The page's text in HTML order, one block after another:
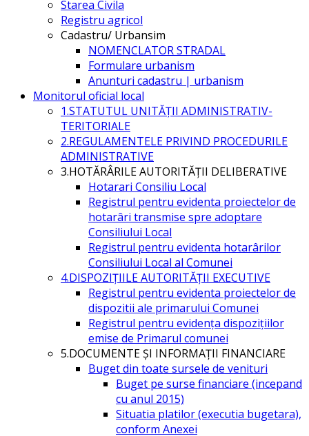
Starea Civila
Registru agricol
Cadastru/ Urbansim
NOMENCLATOR STRADAL
Formulare urbanism
Anunturi cadastru | urbanism
Monitorul oficial local
1.STATUTUL UNITĂŢII ADMINISTRATIV-
TERITORIALE
2.REGULAMENTELE PRIVIND PROCEDURILE
ADMINISTRATIVE
3.HOTĂRÂRILE AUTORITĂŢII DELIBERATIVE
Hotarari Consiliu Local
Registrul pentru evidenta proiectelor de
hotarâri transmise spre adoptare
Consiliului Local
Registrul pentru evidenta hotarârilor
Consiliului Local al Comunei
4.DISPOZIŢIILE AUTORITĂŢII EXECUTIVE
Registrul pentru evidenta proiectelor de
dispozitii ale primarului Comunei
Registrul pentru evidența dispozițiilor
emise de Primarul comunei
5.DOCUMENTE ŞI INFORMAŢII FINANCIARE
Buget din toate sursele de venituri
Buget pe surse financiare (incepand
cu anul 2015)
Situatia platilor (executia bugetara),
conform Anexei